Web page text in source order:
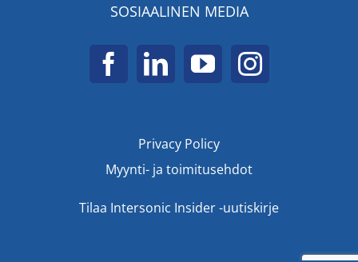
SOSIAALINEN MEDIA
Privacy Policy
Myynti- ja toimitusehdot
Tilaa Intersonic Insider -uutiskirje